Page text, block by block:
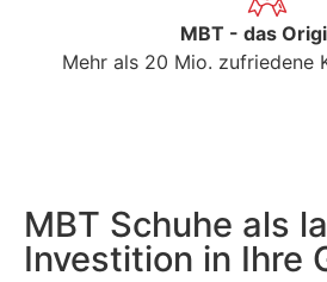
MBT - das
Mehr als 20 Mio. zufriedene
MBT Schuhe als
Investition in Ihre